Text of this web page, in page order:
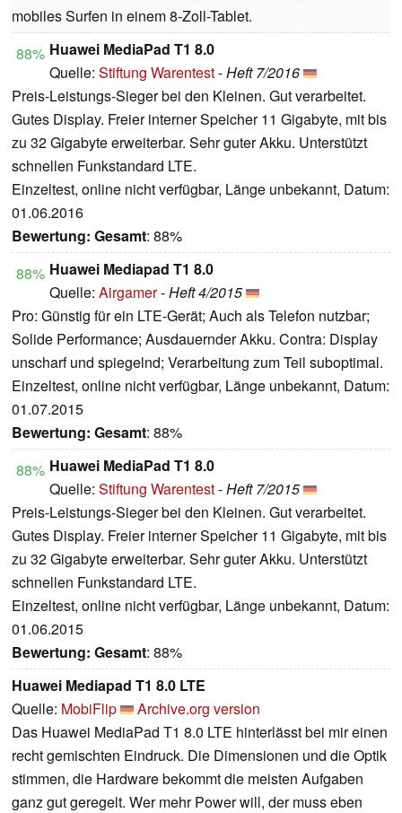
mobiles Surfen in einem 8-Zoll-Tablet.
88% Huawei MediaPad T1 8.0
Quelle: Stiftung Warentest-Heft 7/2016
Preis-Leistungs-Sieger bei den Kleinen. Gut verarbeitet.
Gutes Display. Freier interner Speicher 11 Gigabyte, mit bis
zu 32 Gigabyte erweiterbar. Sehr guter Akku. Unterstützt
schnellen Funkstandard LTE.
Einzeltest, online nicht verfügbar, Länge unbekannt, Datum:
01.06.2016
Bewertung: Gesamt: 88%
88% Huawei Mediapad T1 8.0
Quelle: Airgamer-Heft 4/2015
Pro: Günstig für ein LTE-Gerät; Auch als Telefon nutzbar;
Solide Performance; Ausdauernder Akku. Contra: Display
unscharf und spiegelnd; Verarbeitung zum Teil suboptimal.
Einzeltest, online nicht verfügbar, Länge unbekannt, Datum:
01.07.2015
Bewertung: Gesamt: 88%
88% Huawei MediaPad T1 8.0
Quelle: Stiftung Warentest-Heft 7/2015
Preis-Leistungs-Sieger bei den Kleinen. Gut verarbeitet.
Gutes Display. Freier interner Speicher 11 Gigabyte, mit bis
zu 32 Gigabyte erweiterbar. Sehr guter Akku. Unterstützt
schnellen Funkstandard LTE.
Einzeltest, online nicht verfügbar, Länge unbekannt, Datum:
01.06.2015
Bewertung: Gesamt: 88%
Huawei Mediapad T1 8.0 LTE
Quelle: MobiFlip
Archive.org version
Das Huawei MediaPad T1 8.0 LTE hinterlässt bei mir einen
recht gemischten Eindruck. Die Dimensionen und die Optik
stimmen, die Hardware bekommt die meisten Aufgaben
ganz gut geregelt. Wer mehr Power will, der muss eben